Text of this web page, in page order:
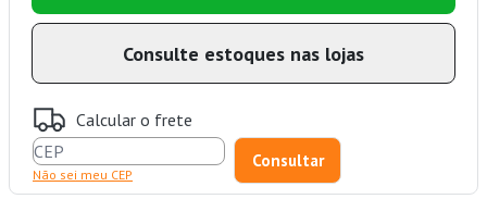
Consulte estoques nas lojas
Calcular o frete
Não sei meu CEP